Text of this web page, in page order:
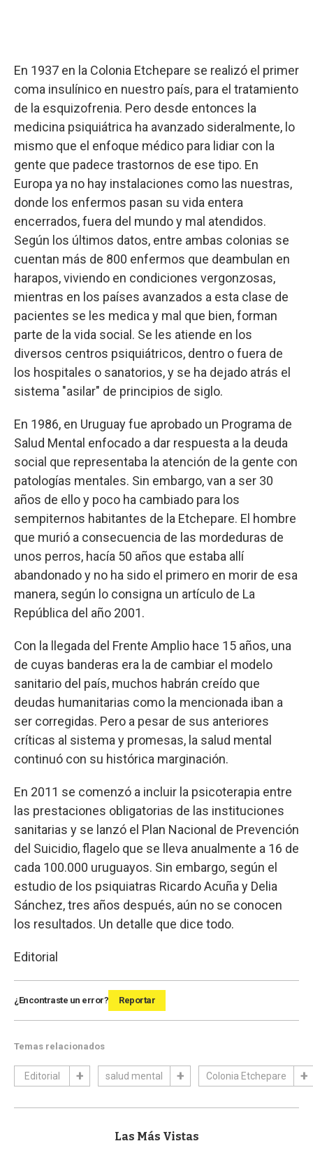
En 1937 en la Colonia Etchepare se realizó el primer
coma insulínico en nuestro país, para el tratamiento
de la esquizofrenia. Pero desde entonces la
medicina psiquiátrica ha avanzado sideralmente, lo
mismo que el enfoque médico para lidiar con la
gente que padece trastornos de ese tipo. En
Europa ya no hay instalaciones como las nuestras,
donde los enfermos pasan su vida entera
encerrados, fuera del mundo y mal atendidos.
Según los últimos datos, entre ambas colonias se
cuentan más de 800 enfermos que deambulan en
harapos, viviendo en condiciones vergonzosas,
mientras en los países avanzados a esta clase de
pacientes se les medica y mal que bien, forman
parte de la vida social. Se les atiende en los
diversos centros psiquiátricos, dentro o fuera de
los hospitales o sanatorios, y se ha dejado atrás el
sistema "asilar" de principios de siglo.
En 1986, en Uruguay fue aprobado un Programa de
Salud Mental enfocado a dar respuesta a la deuda
social que representaba la atención de la gente con
patologías mentales. Sin embargo, van a ser 30
años de ello y poco ha cambiado para los
sempiternos habitantes de la Etchepare. El hombre
que murió a consecuencia de las mordeduras de
unos perros, hacía 50 años que estaba allí
abandonado y no ha sido el primero en morir de esa
manera, según lo consigna un artículo de La
República del año 2001.
Con la llegada del Frente Amplio hace 15 años, una
de cuyas banderas era la de cambiar el modelo
sanitario del país, muchos habrán creído que
deudas humanitarias como la mencionada iban a
ser corregidas. Pero a pesar de sus anteriores
críticas al sistema y promesas, la salud mental
continuó con su histórica marginación.
En 2011 se comenzó a incluir la psicoterapia entre
las prestaciones obligatorias de las instituciones
sanitarias y se lanzó el Plan Nacional de Prevención
del Suicidio, flagelo que se lleva anualmente a 16 de
cada 100.000 uruguayos. Sin embargo, según el
estudio de los psiquiatras Ricardo Acuña y Delia
Sánchez, tres años después, aún no se conocen
los resultados. Un detalle que dice todo.
Editorial
¿Encontraste un error? Reportar
Temas relacionados
Editorial salud mental Colonia Etchepare
Las Más Vistas